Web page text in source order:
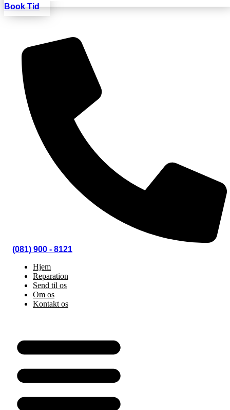
Book Tid
(081) 900 - 8121
Hjem
Reparation
Send til os
Om os
Kontakt os